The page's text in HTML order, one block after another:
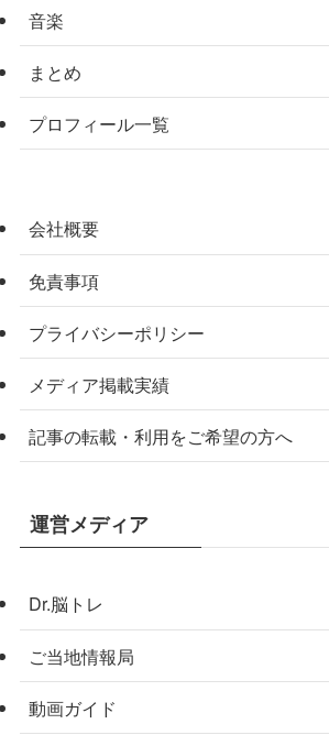
音楽
まとめ
プロフィール一覧
会社概要
免責事項
プライバシーポリシー
メディア掲載実績
記事の転載・利用をご希望の方へ
運営メディア
Dr.脳トレ
ご当地情報局
動画ガイド